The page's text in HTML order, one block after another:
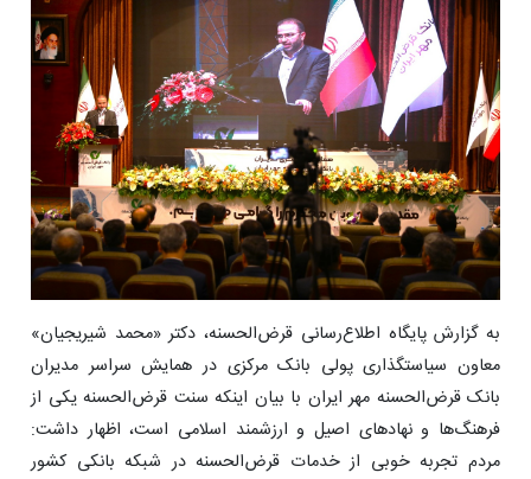
به گزارش پایگاه اطلاع‌رسانی قرض‌الحسنه، دکتر «محمد شیریجیان»
معاون سیاستگذاری پولی بانک مرکزی در همایش سراسر مدیران
بانک قرض‌الحسنه مهر ایران با بیان اینکه سنت قرض‌الحسنه یکی از
فرهنگ‌ها و نهادهای اصیل و ارزشمند اسلامی است، اظهار داشت:
مردم تجربه خوبی از خدمات قرض‌الحسنه در شبکه بانکی کشور